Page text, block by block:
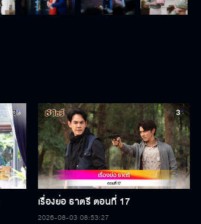
เรื่องย่อ ธาตรี ตอนที่ 17
2026-08-03 08:53:27